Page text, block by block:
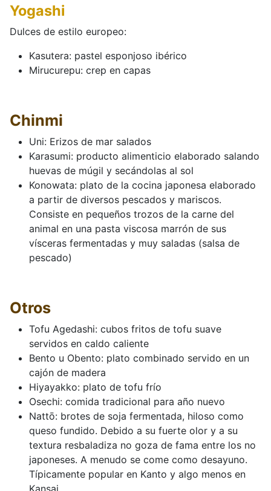
Yogashi
Dulces de estilo europeo:
Kasutera: pastel esponjoso ibérico
Mirucurepu: crep en capas
Chinmi
Uni: Erizos de mar salados
Karasumi: producto alimenticio elaborado salando
huevas de múgil y secándolas al sol
Konowata: plato de la cocina japonesa elaborado
a partir de diversos pescados y mariscos.
Consiste en pequeños trozos de la carne del
animal en una pasta viscosa marrón de sus
vísceras fermentadas y muy saladas (salsa de
pescado)
Otros
Tofu Agedashi: cubos fritos de tofu suave
servidos en caldo caliente
Bento u Obento: plato combinado servido en un
cajón de madera
Hiyayakko: plato de tofu frío
Osechi: comida tradicional para año nuevo
Nattō: brotes de soja fermentada, hiloso como
queso fundido. Debido a su fuerte olor y a su
textura resbaladiza no goza de fama entre los no
japoneses. A menudo se come como desayuno.
Típicamente popular en Kanto y algo menos en